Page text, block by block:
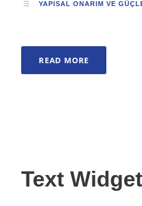
YAPISAL ONARIM VE
READ MORE
Text Widget